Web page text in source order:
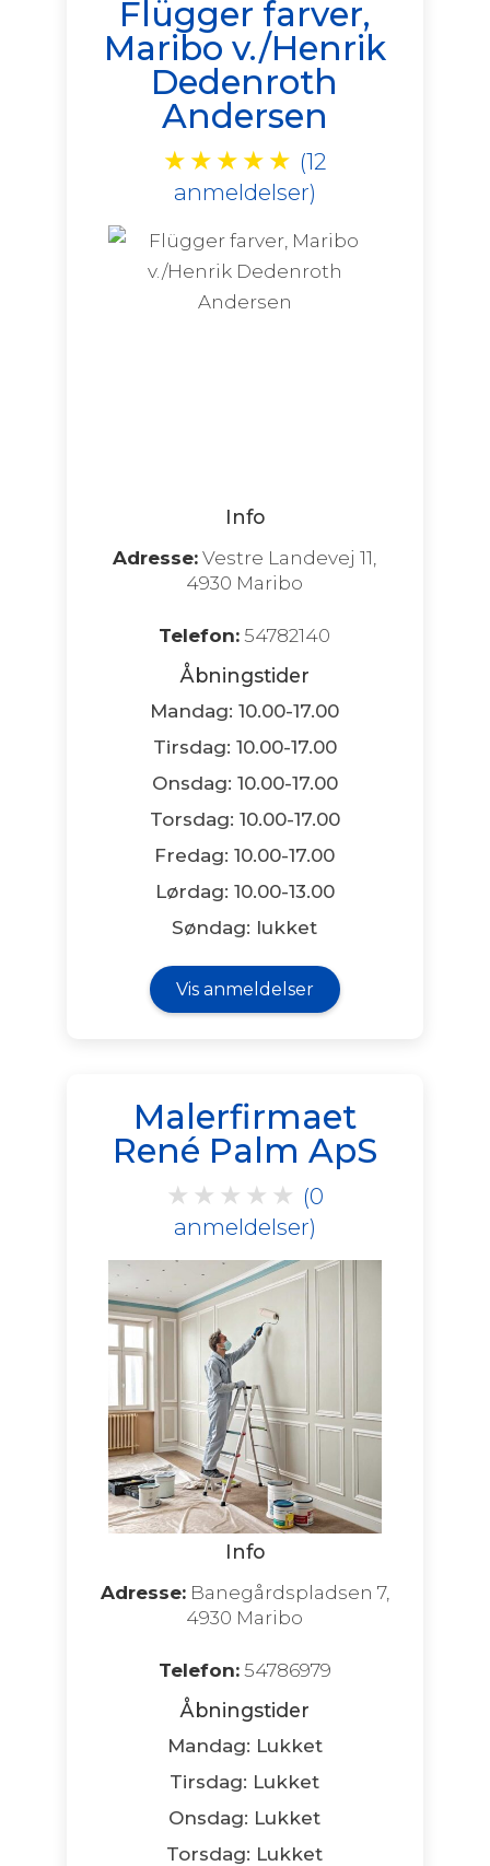
Flügger farver,
Maribo v./Henrik
Dedenroth
Andersen
★ ★ ★ ★ ★ (12
anmeldelser)
Info
Adresse: Vestre Landevej 11,
4930 Maribo
Telefon: 54782140
Åbningstider
Mandag: 10.00-17.00
Tirsdag: 10.00-17.00
Onsdag: 10.00-17.00
Torsdag: 10.00-17.00
Fredag: 10.00-17.00
Lørdag: 10.00-13.00
Søndag: lukket
Vis anmeldelser
Malerfirmaet
René Palm ApS
★ ★ ★ ★ ★ (0
anmeldelser)
Info
Adresse:Banegårdspladsen 7,
4930 Maribo
Telefon:54786979
Åbningstider
Mandag: Lukket
Tirsdag: Lukket
Onsdag: Lukket
Torsdag: Lukket